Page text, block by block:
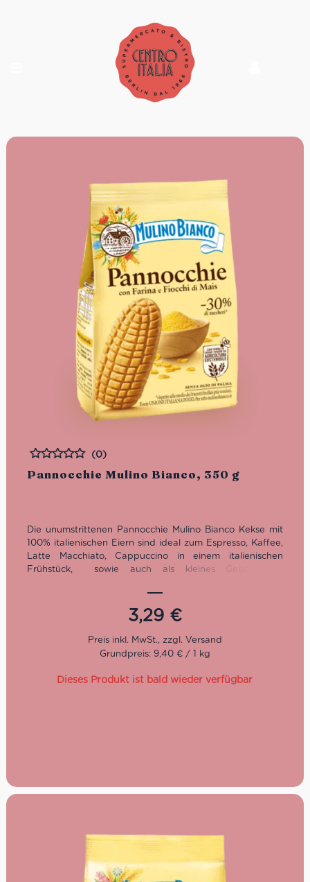
Pannocchie Mulino Bianco, 350 g
Bewertet
(0)
Die unumstrittenen Pannocchie Mulino Bianco Kekse mit
100% italienischen Eiern sind ideal zum Espresso, Kaffee,
Latte Macchiato, Cappuccino in einem italienischen
Frühstück, sowie auch als kleines Gebäck für
3,29 €
Grundpreis: 9,40 € / 1 kg
Dieses Produkt ist bald wieder verfügbar